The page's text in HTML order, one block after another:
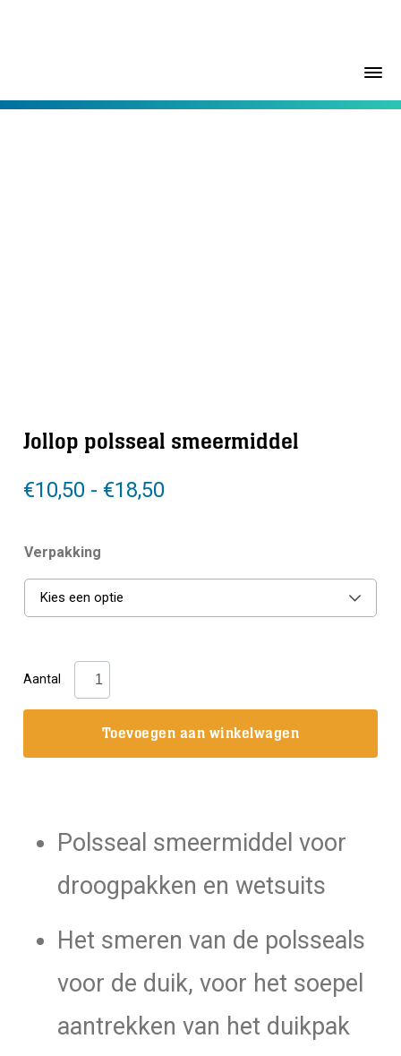
Jollop polsseal smeermiddel
€10,50 - €18,50
Verpakking
Kies een optie
Aantal
Jollop
polsseal
Toevoegen aan winkelwagen
Polsseal smeermiddel voor
droogpakken en wetsuits
Het smeren van de polsseals
voor de duik, voor het soepel
aantrekken van het duikpak